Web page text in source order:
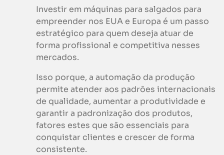
Investir em máquinas para salgados para
empreender nos EUA e Europa é um passo
estratégico para quem deseja atuar de
forma profissional e competitiva nesses
mercados.
Isso porque, a automação da produção
permite atender aos padrões internacionais
de qualidade, aumentar a produtividade e
garantir a padronização dos produtos,
fatores estes que são essenciais para
conquistar clientes e crescer de forma
consistente.